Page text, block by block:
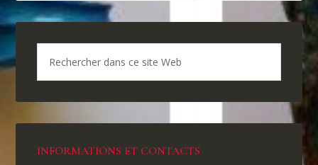
INFORMATIONS ET CONTACTS